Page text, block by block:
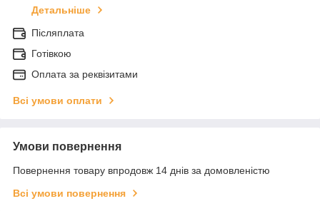
Детальніше
Післяплата
Готівкою
Оплата за реквізитами
Всі умови оплати
Умови повернення
Повернення товару впродовж 14 днів за домовленістю
Всі умови повернення